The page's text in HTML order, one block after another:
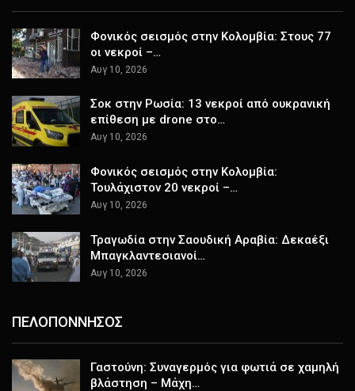
Φονικός σεισμός στην Κολομβία: Στους 77
οι νεκροί –…
Αυγ 10, 2026
Σοκ στην Ρωσία: 13 νεκροί από ουκρανική
επίθεση με drone στο…
Αυγ 10, 2026
Φονικός σεισμός στην Κολομβία:
Τουλάχιστον 20 νεκροί –…
Αυγ 10, 2026
Τραγωδία στην Σαουδική Αραβία: Δεκαέξι
Μπαγκλαντεσιανοί…
Αυγ 10, 2026
ΠΕΛΟΠΟΝΝΗΣΟΣ
Γαστούνη: Συναγερμός για φωτιά σε χαμηλή
βλάστηση – Μάχη…